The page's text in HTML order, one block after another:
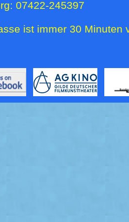
07422-245397
ist immer 30 Minuten